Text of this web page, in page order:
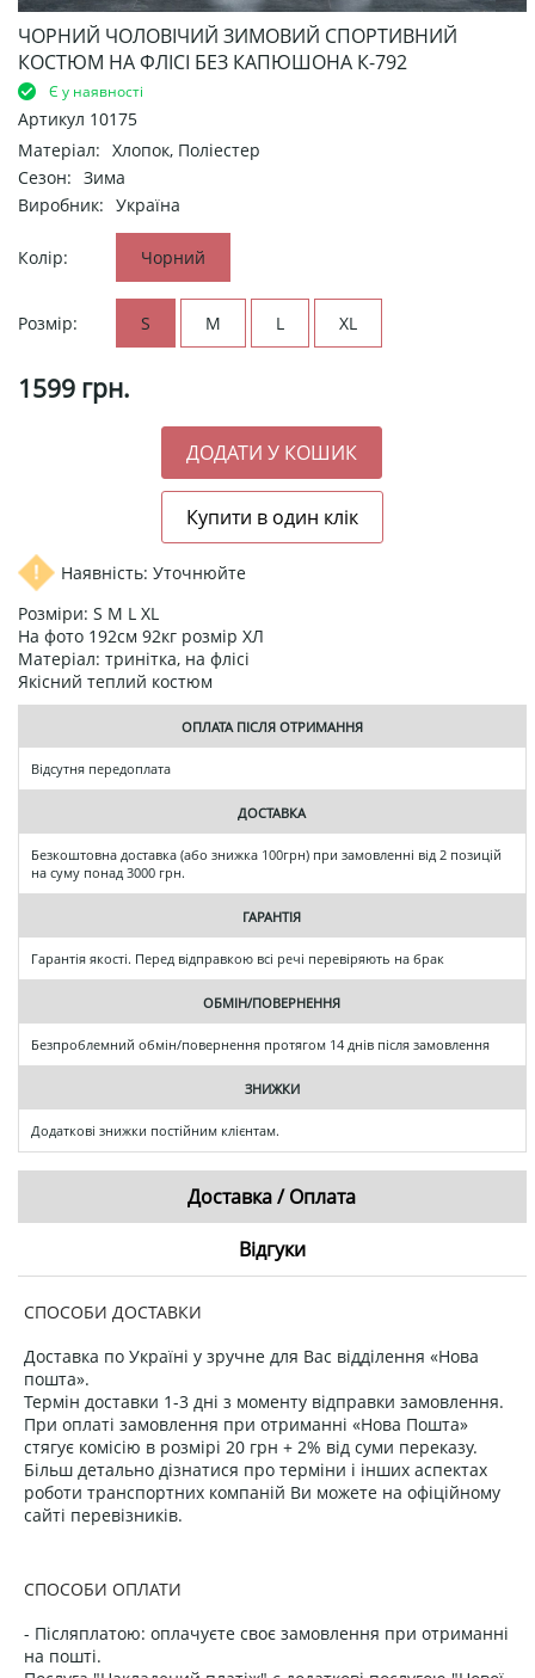
ЧОРНИЙ ЧОЛОВІЧИЙ ЗИМОВИЙ СПОРТИВНИЙ
КОСТЮМ НА ФЛІСІ БЕЗ КАПЮШОНА К-792
Є у наявності
Артикул 10175
Матеріал: Хлопок, Поліестер
Сезон: Зима
Виробник: Україна
Колір: Чорний
Розмір: S M L XL
1599 грн.
Наявність: Уточнюйте
Розміри: S M L XL
На фото 192см 92кг розмір ХЛ
Матеріал: тринітка, на флісі
Якісний теплий костюм
ОПЛАТА ПІСЛЯ ОТРИМАННЯ
Відсутня передоплата
ДОСТАВКА
Безкоштовна доставка (або знижка 100грн) при замовленні від 2 позицій
на суму понад 3000 грн.
ГАРАНТІЯ
Гарантія якості. Перед відправкою всі речі перевіряють на брак
ОБМІН/ПОВЕРНЕННЯ
Безпроблемний обмін/повернення протягом 14 днів після замовлення
ЗНИЖКИ
Додаткові знижки постійним клієнтам.
Доставка / Оплата
Відгуки
СПОСОБИ ДОСТАВКИ
Доставка по Україні у зручне для Вас відділення «Нова
пошта».
Термін доставки 1-3 дні з моменту відправки замовлення.
При оплаті замовлення при отриманні «Нова Пошта»
стягує комісію в розмірі 20 грн + 2% від суми переказу.
Більш детально дізнатися про терміни і інших аспектах
роботи транспортних компаній Ви можете на офіційному
сайті перевізників.
СПОСОБИ ОПЛАТИ
- Післяплатою: оплачуєте своє замовлення при отриманні
на пошті.